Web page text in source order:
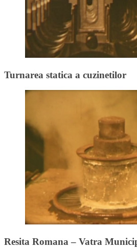
Turnarea statica a cuzinetilor
Resita Romana – Vatra